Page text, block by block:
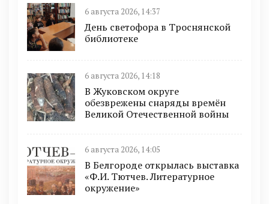
6 августа 2026, 14:37
День светофора в Троснянской
библиотеке
6 августа 2026, 14:18
В Жуковском округе
обезврежены снаряды времён
Великой Отечественной войны
6 августа 2026, 14:05
В Белгороде открылась выставка
«Ф.И. Тютчев. Литературное
окружение»